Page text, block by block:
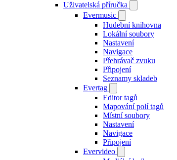
Uživatelská příručka
Evermusic
Hudební knihovna
Lokální soubory
Nastavení
Navigace
Přehrávač zvuku
Připojení
Seznamy skladeb
Evertag
Editor tagů
Mapování polí tagů
Místní soubory
Nastavení
Navigace
Připojení
Evervideo